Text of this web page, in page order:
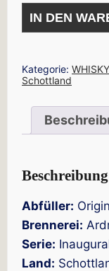
ARDNAHOE
THE
MENGE
IN DEN
Kategorie: WHISKY
Schottland
Beschreibung
Abfüller:
Brennerei:
Serie:
Land: